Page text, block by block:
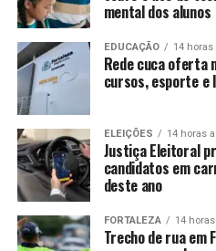
mental dos alunos
EDUCAÇÃO 14 horas
Rede cuca oferta
cursos, esporte e
ELEIÇÕES 14 horas
Justiça Eleitoral
candidatos em
deste ano
FORTALEZA 14
Trecho de rua